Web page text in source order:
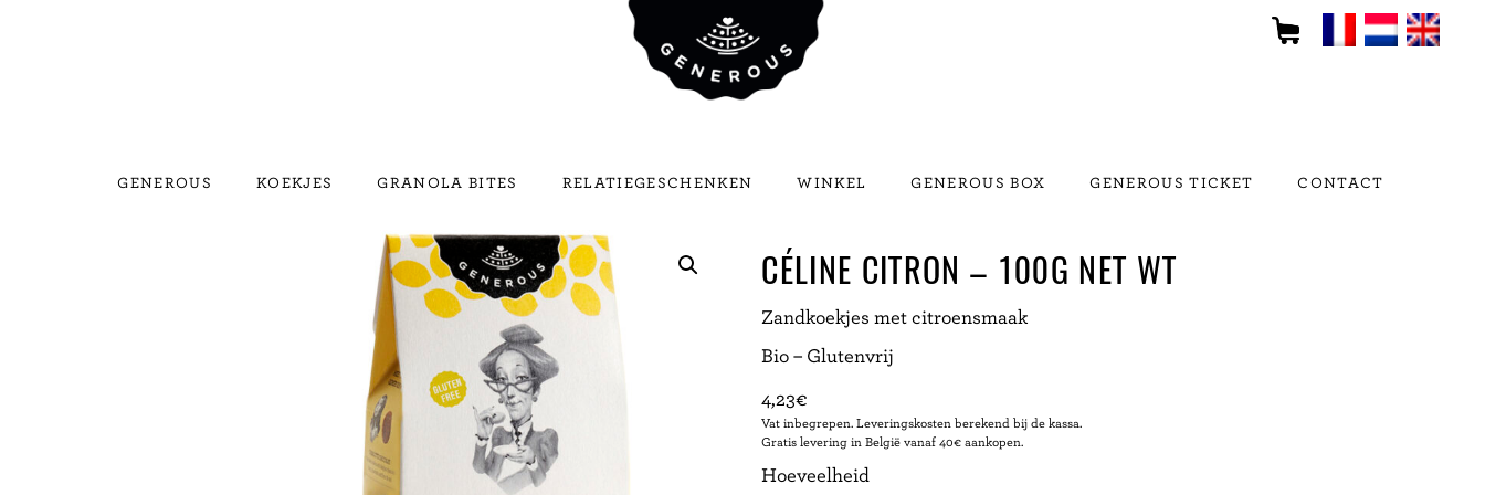
GENEROUS KOEKJES GRANOLA BITES RELATIEGESCHENKEN WINKEL GENEROUS BOX GENEROUS TICKET CONTACT
CÉLINE CITRON – 100G NET WT
Zandkoekjes met citroensmaak
Bio – Glutenvrij
4,23€
Vat inbegrepen. Leveringskosten berekend bij de kassa.
Gratis levering in België vanaf 40€ aankopen.
Hoeveelheid